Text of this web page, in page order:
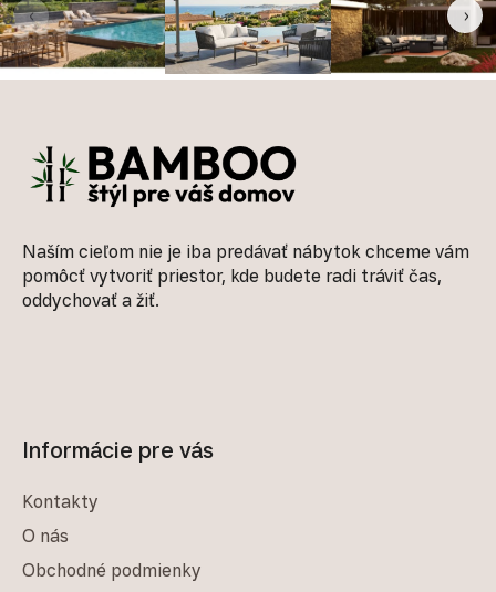
‹ ›
Naším cieľom nie je iba predávať nábytok chceme vám
pomôcť vytvoriť priestor, kde budete radi tráviť čas,
oddychovať a žiť.
Informácie pre vás
Kontakty
O nás
Obchodné podmienky